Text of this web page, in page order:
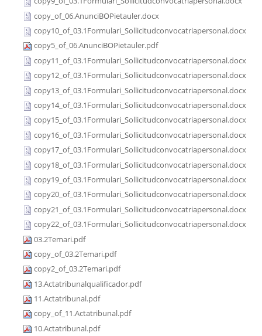
copy_of_06.AnunciBOPietauler.docx
copy10_of_03.1Formulari_Sollicitudconvocatriapersonal.docx
copy5_of_06.AnunciBOPietauler.pdf
copy11_of_03.1Formulari_Sollicitudconvocatriapersonal.docx
copy12_of_03.1Formulari_Sollicitudconvocatriapersonal.docx
copy13_of_03.1Formulari_Sollicitudconvocatriapersonal.docx
copy14_of_03.1Formulari_Sollicitudconvocatriapersonal.docx
copy15_of_03.1Formulari_Sollicitudconvocatriapersonal.docx
copy16_of_03.1Formulari_Sollicitudconvocatriapersonal.docx
copy17_of_03.1Formulari_Sollicitudconvocatriapersonal.docx
copy18_of_03.1Formulari_Sollicitudconvocatriapersonal.docx
copy19_of_03.1Formulari_Sollicitudconvocatriapersonal.docx
copy20_of_03.1Formulari_Sollicitudconvocatriapersonal.docx
copy21_of_03.1Formulari_Sollicitudconvocatriapersonal.docx
copy22_of_03.1Formulari_Sollicitudconvocatriapersonal.docx
03.2Temari.pdf
copy_of_03.2Temari.pdf
copy2_of_03.2Temari.pdf
13.Actatribunalqualificador.pdf
11.Actatribunal.pdf
copy_of_11.Actatribunal.pdf
10.Actatribunal.pdf